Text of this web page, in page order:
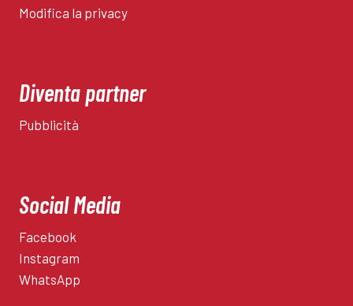
Modifica la privacy
Diventa partner
Pubblicità
Social Media
Facebook
Instagram
WhatsApp